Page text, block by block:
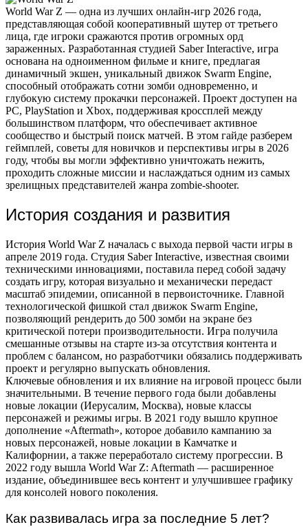
World War Z — одна из лучших онлайн-игр 2026 года,
представляющая собой кооперативный шутер от третьего
лица, где игроки сражаются против огромных орд
зараженных. Разработанная студией Saber Interactive, игра
основана на одноименном фильме и книге, предлагая
динамичный экшен, уникальный движок Swarm Engine,
способный отображать сотни зомби одновременно, и
глубокую систему прокачки персонажей. Проект доступен на
PC, PlayStation и Xbox, поддерживая кроссплей между
большинством платформ, что обеспечивает активное
сообщество и быстрый поиск матчей. В этом гайде разберем
геймплей, советы для новичков и перспективы игры в 2026
году, чтобы вы могли эффективно уничтожать нежить,
проходить сложные миссии и наслаждаться одним из самых
зрелищных представителей жанра zombie-shooter.
История создания и развития
История World War Z началась с выхода первой части игры в
апреле 2019 года. Студия Saber Interactive, известная своими
техническими инновациями, поставила перед собой задачу
создать игру, которая визуально и механически передаст
масштаб эпидемии, описанной в первоисточнике. Главной
технологической фишкой стал движок Swarm Engine,
позволяющий рендерить до 500 зомби на экране без
критической потери производительности. Игра получила
смешанные отзывы на старте из-за отсутствия контента и
проблем с балансом, но разработчики обязались поддерживать
проект и регулярно выпускать обновления.
Ключевые обновления и их влияние на игровой процесс были
значительными. В течение первого года были добавлены
новые локации (Иерусалим, Москва), новые классы
персонажей и режимы игры. В 2021 году вышло крупное
дополнение «Aftermath», которое добавило кампанию за
новых персонажей, новые локации в Камчатке и
Калифорнии, а также переработало систему прогрессии. В
2022 году вышла World War Z: Aftermath — расширенное
издание, объединившее весь контент и улучшившее графику
для консолей нового поколения.
Как развивалась игра за последние 5 лет?